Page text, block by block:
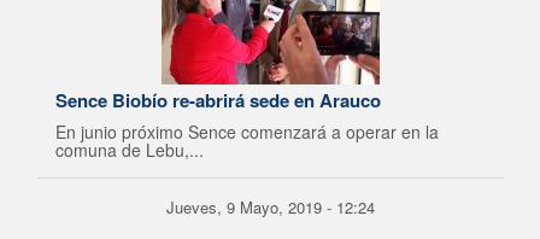
Sence Biobío re-abrirá sede en Arauco
En junio próximo Sence comenzará a operar en la
comuna de Lebu,...
Jueves, 9 Mayo, 2019 - 12:24